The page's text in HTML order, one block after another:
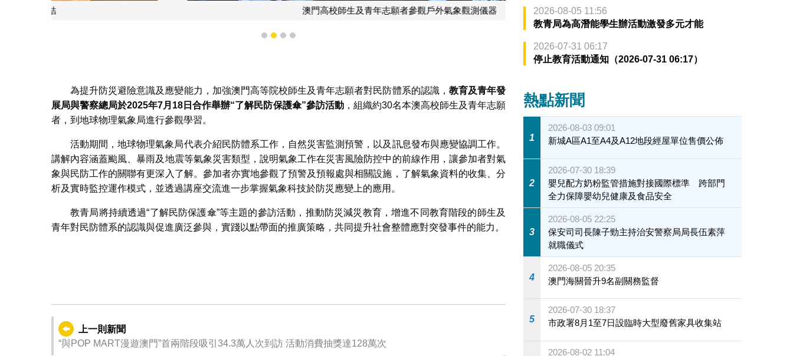
澳門高校師生及青年志願者參觀戶外氣象觀測儀器
1 2 3 4
為提升防災避險意識及應變能力，加強澳門高等院校師生及青年志願者對民防體系的認識， 教育及青年發
展局與警察總局於2025年7月 18 日合作舉辦“了解民防保護傘”參訪活動，組織約30名本澳高校師生及青年志願
者，到地球物理氣象局進行參觀學習。
活動期間，地球物理氣象局代表介紹民防體系工作，自然災害監測預警，以及訊息發布與應變協調工作。
講解內容涵蓋颱風、暴雨及地震等氣象災害類型，說明氣象工作在災害風險防控中的前線作用，讓參加者對氣
象與民防工作的關聯有更深入了解。參加者亦實地參觀了預警及預報處與相關設施，了解氣象資料的收集、分
析及實時監控運作模式，並透過講座交流進一步掌握氣象科技於防災應變上的應用。
教青局將持續透過“了解民防保護傘”等主題的參訪活動，推動防災減災教育，增進不同教育階段的師生及
青年對民防體系的認識與促進廣泛參與，實踐以點帶面的推廣策略，共同提升社會整體應對突發事件的能力。
上一則新聞
“與POP MART漫遊澳門”首兩階段吸引34.3萬人次到訪 活動消費抽獎達128萬次
2026-08-05 11:56
教青局為高潛能學生辦活動激發多元才能
2026-07-31 06:17
停止教育活動通知（2026-07-31 06:17）
熱點新聞
1
2026-08-03 09:01
新城A區A1至A4及A12地段經屋單位售價公佈
2
2026-07-30 18:39
嬰兒配方奶粉監管措施對接國際標準 跨部門
全力保障嬰幼兒健康及食品安全
3
2026-08-05 22:25
保安司司長陳子勁主持治安警察局局長伍素萍
就職儀式
4
2026-08-05 20:35
澳門海關晉升9名副關務監督
5
2026-07-30 18:37
市政署8月1至7日設臨時大型廢舊家具收集站
2026-08-02 11:04